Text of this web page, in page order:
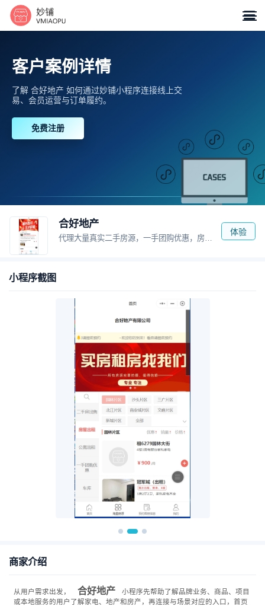

客户案例详情
了解 合好地产 如何通过妙铺小程序连接线上交
易、会员运营与订单履约。
免费注册
合好地产
代理大量真实二手房源，一手团购优惠，房屋出租，商铺出租出售
体验
小程序截图
商家介绍
从用户需求出发， 合好地产
小程序先帮助了解品牌业务、商品、项目
或本地服务的用户了解家电、地产和房产，再连接与场景对应的入口，首页